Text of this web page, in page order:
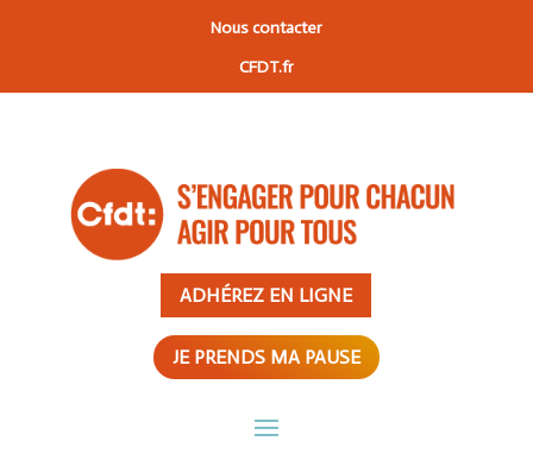
Nous contacter
CFDT.fr
ADHÉREZ EN LIGNE
JE PRENDS MA PAUSE